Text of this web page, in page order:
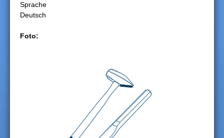
s
i
Sprache
Deutsch
Foto: